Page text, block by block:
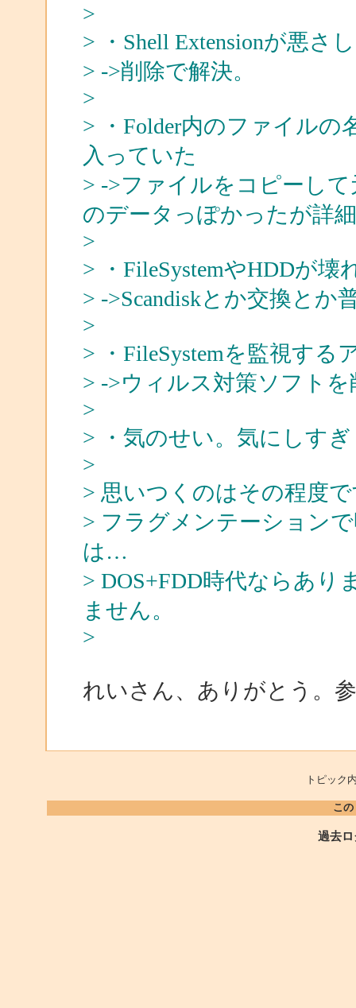
>
> ・Shell Extensionが悪さ
> ->削除で解決。
>
> ・Folder内のファイル
入っていた
> ->ファイルをコピーし
のデータっぽかったが詳
>
> ・FileSystemやHDDが壊
> ->Scandiskとか交換とか
>
> ・FileSystemを監視す
> ->ウィルス対策ソフト
>
> ・気のせい。気にしすぎ
>
> 思いつくのはその程度
> フラグメンテーション
は…
> DOS+FDD時代ならあ
ません。
>
れいさん、ありがとう。
トピッ
こ
過去